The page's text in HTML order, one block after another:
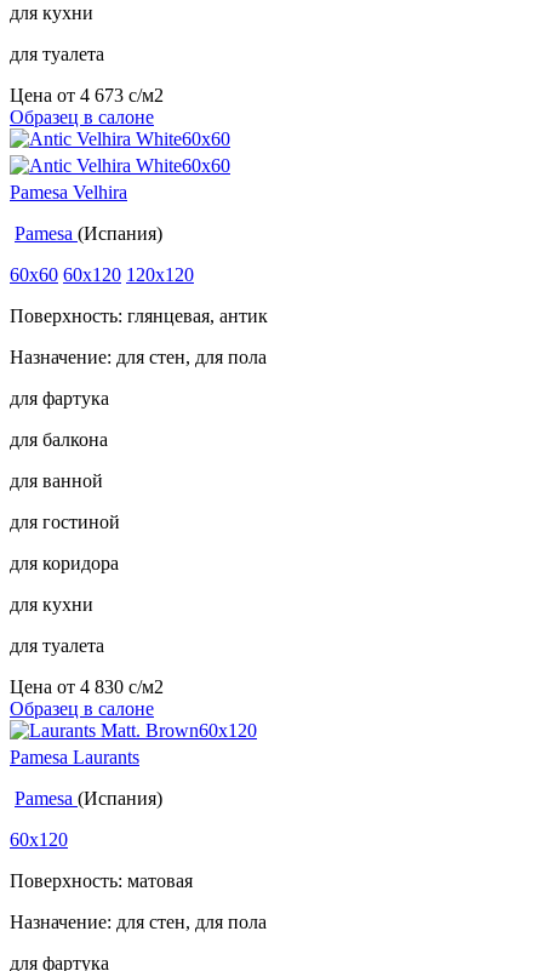
для кухни
для туалета
Цена от 4 673 c/м2
Образец в салоне
Pamesa Velhira
Pamesa (Испания)
60x60 60x120 120x120
Поверхность: глянцевая, антик
Назначение: для стен, для пола
для фартука
для балкона
для ванной
для гостиной
для коридора
для кухни
для туалета
Цена от 4 830 c/м2
Образец в салоне
Pamesa Laurants
Pamesa (Испания)
60x120
Поверхность: матовая
Назначение: для стен, для пола
для фартука